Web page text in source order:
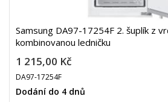
Samsung DA97-17254F 2. šuplík z
kombinovanou ledničku
1 215,00 Kč
DA97-17254F
Dodání do 4 dnů